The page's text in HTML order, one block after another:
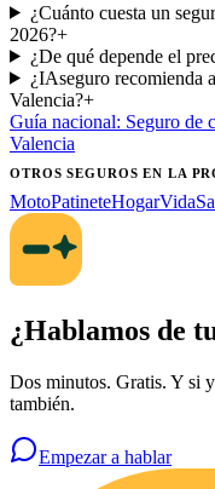
¿Cuánto cuesta un
2026?+
¿De qué depende el
¿IAseguro recomienda
Valencia?+
Guía nacional: Seguro de
Valencia
OTROS SEGUROSEN LA
MotoPatineteHogarVida
¿Hablamos de
Dos minutos. Gratis. Y si
también.
Empezar a hablar